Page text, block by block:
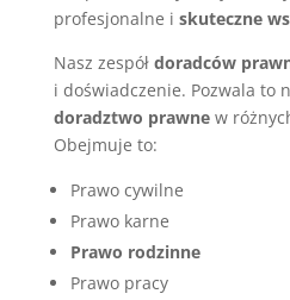
profesjonalne i skuteczne
Nasz zespół doradców
i doświadczenie. Pozwala to
doradztwo prawnew
Obejmuje to:
Prawo cywilne
Prawo karne
Prawo rodzinne
Prawo pracy